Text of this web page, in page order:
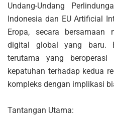
Undang-Undang
Indonesia dan EU Artificial
Eropa, secara bersamaan
digital global yang baru.
terutama yang beroperasi
kepatuhan terhadap kedua
kompleks dengan implikasi
Tantangan Utama: